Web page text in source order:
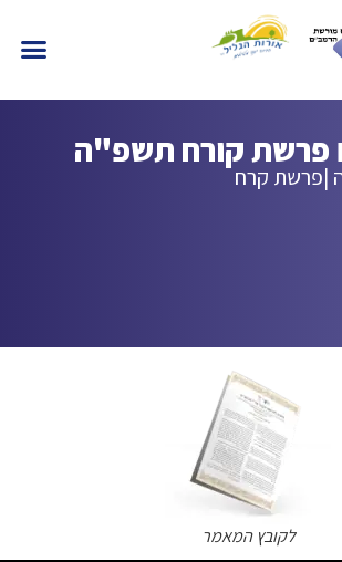
פרשת קורח תשפ"ה
|פרשת קרח
לקובץ המאמר